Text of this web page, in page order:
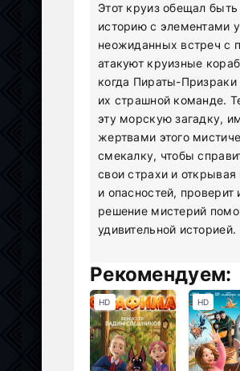
Этот круиз обещал
историю с элементами
неожиданных встреч с
атакуют круизные
когда Пираты-
их страшной команде.
эту морскую загадку,
жертвами этого
смекалку, чтобы
свои страхи и
и опасностей,
решение мистерий
удивительной историей.
Рекомендуем:
HD HD